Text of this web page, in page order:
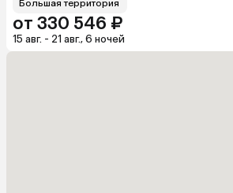
Большая территория
от 330 546 ₽
15 авг. - 21 авг., 6 ночей